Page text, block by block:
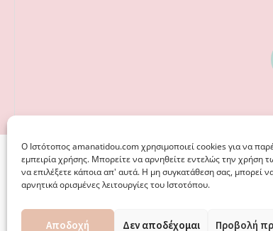
Ο Iστότοπος amanatidou.com χρησιμοποιεί cookies για να
εμπειρία χρήσης. Μπορείτε να αρνηθείτε εντελώς την χρήση
να επιλέξετε κάποια απ' αυτά. Η μη συγκατάθεση σας, μπορεί
αρνητικά ορισμένες λειτουργίες του Ιστοτόπου.
Αποδοχή Δεν αποδέχομαι Προβολή
© 2026 · ΦΩΣΤΗΡΊΑ ΑΜΑΝΑΤΊΔΟΥ,